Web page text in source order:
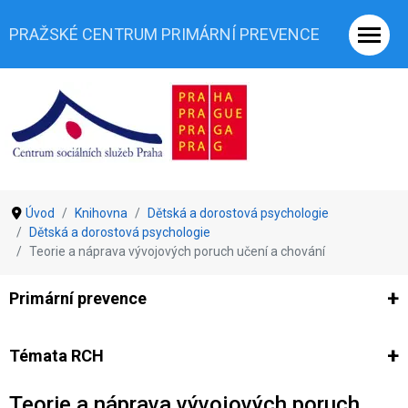
PRAŽSKÉ CENTRUM PRIMÁRNÍ PREVENCE
Úvod Knihovna
Dětská a dorostová psychologie
Dětská a dorostová psychologie
Teorie a náprava vývojových poruch učení a chování
Primární prevence
Ze světa prevence
Témata RCH